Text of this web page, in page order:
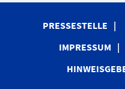
PRESSESTELLE
IMPRESSUM